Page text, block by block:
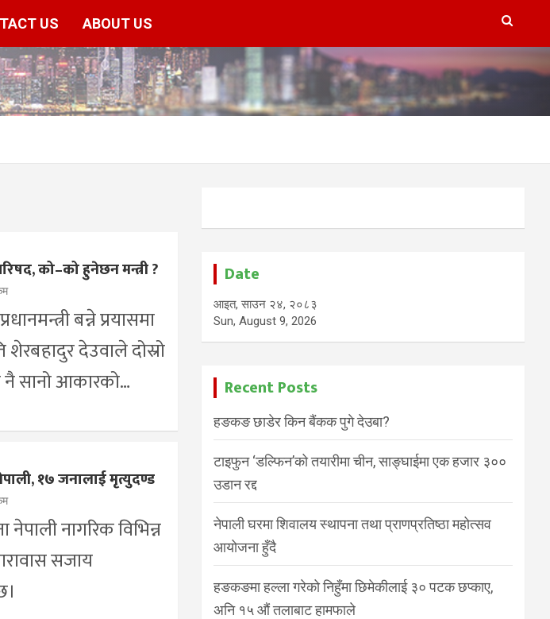
US ABOUT US
को–को हुनेछन मन्त्री ?
बन्ने प्रयासमा
देउवाले दोस्रो
नै सानो आकारको…
१७ जनालाई मृत्युदण्ड
नेपाली नागरिक विभिन्न
सजाय
Date
आइत, साउन २४, २०८३
Sun, August 9, 2026
Recent Posts
हङकङ छाडेर किन बैंकक पुगे देउबा?
टाइफुन ‘डल्फिन’को तयारीमा चीन, साङ्घाईमा एक हजार ३००
उडान रद्द
नेपाली घरमा शिवालय स्थापना तथा प्राणप्रतिष्ठा महोत्सव
आयोजना हुँदै
हङकङमा हल्ला गरेको निहुँमा छिमेकीलाई ३० पटक छप्काए,
अनि १५ औं तलाबाट हामफाले